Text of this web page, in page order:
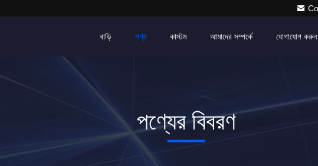
বাড়ি পণ্য আমাদের সম্পর্কে যোগাযোগ করুন
কাস্টম
পণ্যের বিবরণ